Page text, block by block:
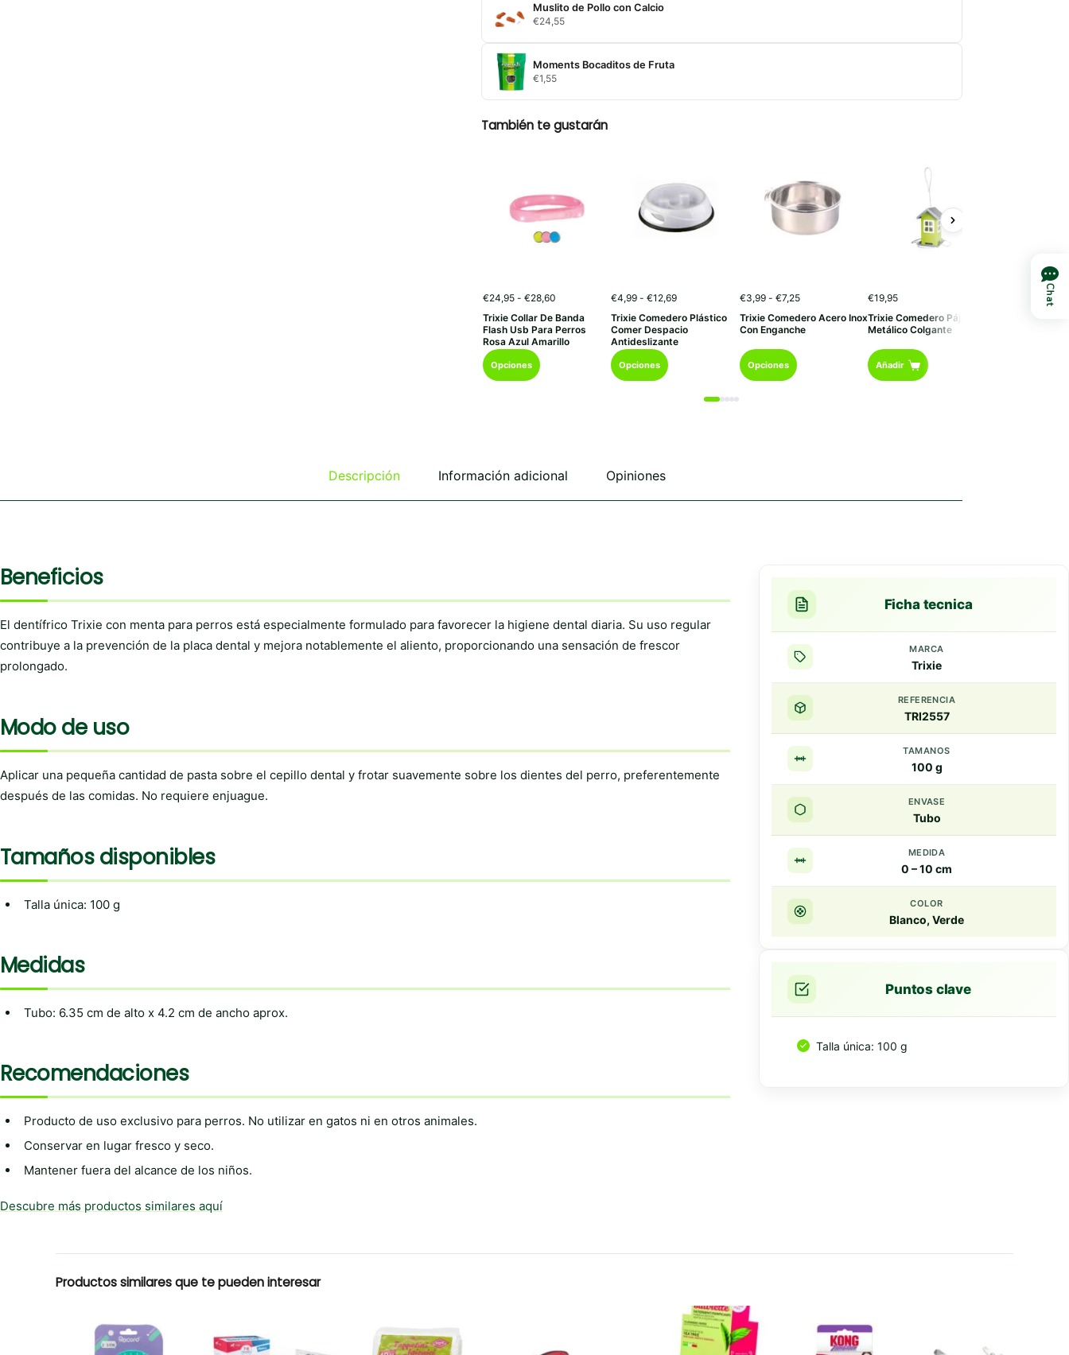
Muslito de Pollo con Calcio
€24,55
Moments Bocaditos de Fruta
€1,55
También te gustarán
€24,95 - €28,60Rango
precios:
desde
€24,95
Trixie Collar De Banda
Flash Usb Para Perros
Rosa Azul Amarillo
Opciones
Este
producto
se
pueden
elegir
€4,99 - €12,69Rango
precios:
desde
€4,99
Trixie Comedero Plástico
Comer Despacio
Antideslizante
Opciones
Este
producto
se
pueden
elegir
€3,99 - €7,25Rango
precios:
desde
Trixie Comedero Acero Inox
Con Enganche
Opciones
Este
producto
múltiples
elegir
€19,95
Trixie Comedero Pájaros
Metálico Colgante
Añadir
Descripción Información adicional Opiniones
Beneficios
El dentífrico Trixie con menta para perros está especialmente formulado para favorecer la higiene dental diaria. Su uso regular
contribuye a la prevención de la placa dental y mejora notablemente el aliento, proporcionando una sensación de frescor
prolongado.
Modo de uso
Aplicar una pequeña cantidad de pasta sobre el cepillo dental y frotar suavemente sobre los dientes del perro, preferentemente
después de las comidas. No requiere enjuague.
Tamaños disponibles
Talla única: 100 g
Medidas
Tubo: 6.35 cm de alto x 4.2 cm de ancho aprox.
Recomendaciones
Producto de uso exclusivo para perros. No utilizar en gatos ni en otros animales.
Conservar en lugar fresco y seco.
Mantener fuera del alcance de los niños.
Descubre más productos similares aquí
Ficha tecnica
MARCA
Trixie
REFERENCIA
TRI2557
TAMANOS
100 g
ENVASE
Tubo
MEDIDA
0 – 10 cm
COLOR
Blanco, Verde
Puntos clave
Talla única: 100 g
Productos similares que te pueden interesar
Chat